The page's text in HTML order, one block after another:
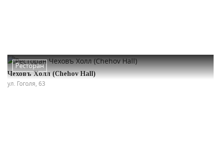
Ресторан
Чеховъ Холл (Chehov Hall)
ул. Гоголя, 63